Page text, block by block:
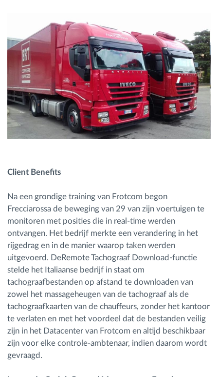
Client Benefits
Na een grondige training van Frotcom begon
Frecciarossa de beweging van 29 van zijn voertuigen te
monitoren met posities die in real-time werden
ontvangen. Het bedrijf merkte een verandering in het
rijgedrag en in de manier waarop taken werden
uitgevoerd. DeRemote Tachograaf Download-functie
stelde het Italiaanse bedrijf in staat om
tachograafbestanden op afstand te downloaden van
zowel het massageheugen van de tachograaf als de
tachograafkaarten van de chauffeurs, zonder het kantoor
te verlaten en met het voordeel dat de bestanden veilig
zijn in het Datacenter van Frotcom en altijd beschikbaar
zijn voor elke controle-ambtenaar, indien daarom wordt
gevraagd.